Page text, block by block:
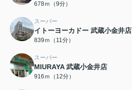
678ｍ（9分）
スーパー
イトーヨーカドー 武蔵小金井店
839ｍ（11分）
スーパー
MIURAYA 武蔵小金井店
916ｍ（12分）